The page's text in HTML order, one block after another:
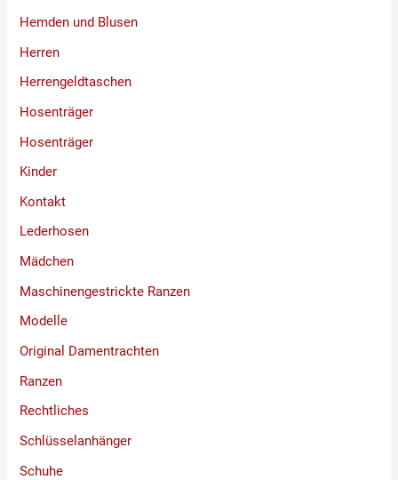
Hemden und Blusen
Herren
Herrengeldtaschen
Hosenträger
Hosenträger
Kinder
Kontakt
Lederhosen
Mädchen
Maschinengestrickte Ranzen
Modelle
Original Damentrachten
Ranzen
Rechtliches
Schlüsselanhänger
Schuhe